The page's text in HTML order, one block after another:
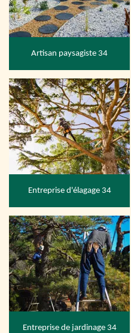
Artisan paysagiste 34
Entreprise d'élagage 34
Entreprise de jardinage 34